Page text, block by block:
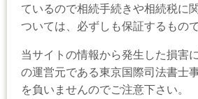
ているので相続手続きや相続税に
ついては、必ずしも保証するもの
当サイトの情報から発生した損害
の運営元である東京国際司法書士
を負いませんのでご注意下さい。